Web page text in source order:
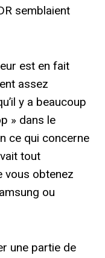
semblaient
est en fait
assez
y a beaucoup
» dans le
ce qui concerne
tout
vous obtenez
ou
une partie de